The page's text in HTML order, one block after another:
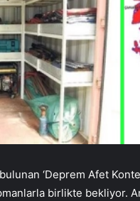
‘Deprem Afet
birlikte bekliyor.